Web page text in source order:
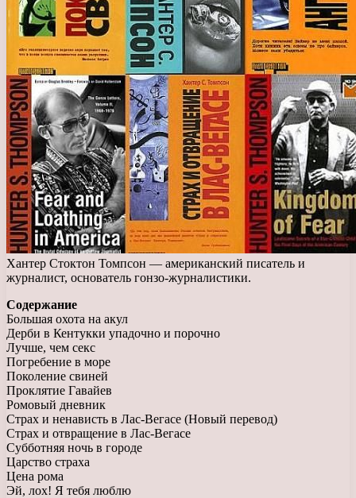
Хантер Стоктон Томпсон — американский писатель и
журналист, основатель гонзо-журналистики.
Содержание
Большая охота на акул
Дерби в Кентукки упадочно и порочно
Лучше, чем секс
Погребение в море
Поколение свиней
Проклятие Гавайев
Ромовый дневник
Страх и ненависть в Лас-Вегасе (Новый перевод)
Страх и отвращение в Лас-Вегасе
Субботняя ночь в городе
Царство страха
Цена рома
Эй, лох! Я тебя люблю